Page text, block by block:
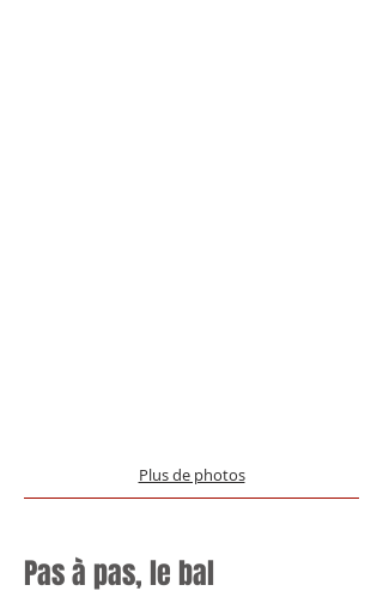
Plus de photos
Pas à pas, le bal